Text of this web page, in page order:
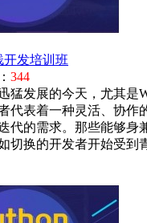
开发培训班
344
猛发展的今天，尤其是
代表着一种灵活、协作
代的需求。那些能够身
切换的开发者开始受到